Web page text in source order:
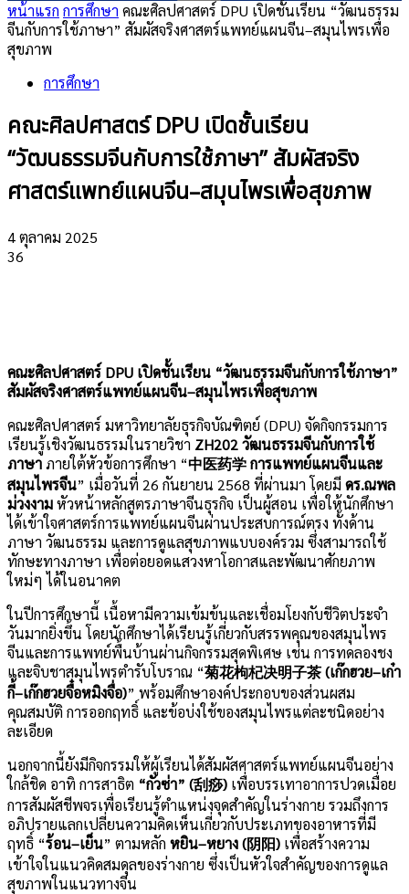
หน้าแรก การศึกษา คณะศิลปศาสตร์ DPU เปิดชั้นเรียน “วัฒนธรรม
จีนกับการใช้ภาษา” สัมผัสจริงศาสตร์แพทย์แผนจีน–สมุนไพรเพื่อ
สุขภาพ
การศึกษา
คณะศิลปศาสตร์ DPU เปิดชั้นเรียน
“วัฒนธรรมจีนกับการใช้ภาษา” สัมผัสจริง
ศาสตร์แพทย์แผนจีน–สมุนไพรเพื่อสุขภาพ
4 ตุลาคม 2025
36
คณะศิลปศาสตร์ DPU เปิดชั้นเรียน “วัฒนธรรมจีนกับการใช้ภาษา”
สัมผัสจริงศาสตร์แพทย์แผนจีน–สมุนไพรเพื่อสุขภาพ
คณะศิลปศาสตร์ มหาวิทยาลัยธุรกิจบัณฑิตย์ (DPU) จัดกิจกรรมการ
เรียนรู้เชิงวัฒนธรรมในรายวิชา ZH202 วัฒนธรรมจีนกับการใช้
ภาษาภายใต้หัวข้อการศึกษา “中医药学การแพทย์แผนจีนและ
สมุนไพรจีน” เมื่อวันที่ 26 กันยายน 2568 ที่ผ่านมา โดยมี ดร.ณพล
ม่วงงามหัวหน้าหลักสูตรภาษาจีนธุรกิจ เป็นผู้สอน เพื่อให้นักศึกษา
ได้เข้าใจศาสตร์การแพทย์แผนจีนผ่านประสบการณ์ตรง ทั้งด้าน
ภาษา วัฒนธรรม และการดูแลสุขภาพแบบองค์รวม ซึ่งสามารถใช้
ทักษะทางภาษา เพื่อต่อยอดแสวงหาโอกาสและพัฒนาศักยภาพ
ใหม่ๆ ได้ในอนาคต
ในปีการศึกษานี้ เนื้อหามีความเข้มข้นและเชื่อมโยงกับชีวิตประจำ
วันมากยิ่งขึ้น โดยนักศึกษาได้เรียนรู้เกี่ยวกับสรรพคุณของสมุนไพร
จีนและการแพทย์พื้นบ้านผ่านกิจกรรมสุดพิเศษ เช่น การทดลองชง
และจิบชาสมุนไพรตำรับโบราณ “菊花枸杞决明子茶(เก๊กฮวย–เก๋า
กี้–เก๊กฮวยจื๋อหมิงจื่อ)” พร้อมศึกษาองค์ประกอบของส่วนผสม
คุณสมบัติ การออกฤทธิ์ และข้อบ่งใช้ของสมุนไพรแต่ละชนิดอย่าง
ละเอียด
นอกจากนี้ยังมีกิจกรรมให้ผู้เรียนได้สัมผัสศาสตร์แพทย์แผนจีนอย่าง
ใกล้ชิด อาทิ การสาธิต “กัวซ่า” (刮痧) เพื่อบรรเทาอาการปวดเมื่อย
การสัมผัสชีพจรเพื่อเรียนรู้ตำแหน่งจุดสำคัญในร่างกาย รวมถึงการ
อภิปรายแลกเปลี่ยนความคิดเห็นเกี่ยวกับประเภทของอาหารที่มี
ฤทธิ์ “ร้อน–เย็น” ตามหลัก หยิน–หยาง (阴阳) เพื่อสร้างความ
เข้าใจในแนวคิดสมดุลของร่างกาย ซึ่งเป็นหัวใจสำคัญของการดูแล
สุขภาพในแนวทางจีน